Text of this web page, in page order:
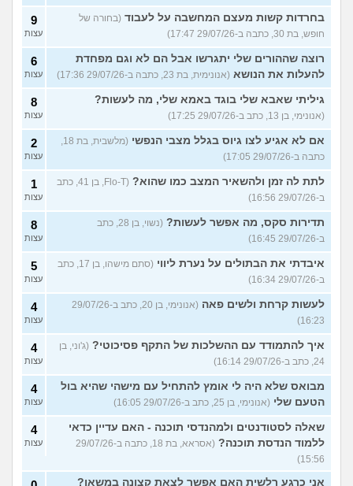
בחרדות קשות מעצם המחשבה על לעבוד (בחורה של
חופש, בת 30, כתבה ב-29/07/26 17:47)
9
עצות
רוצה שההורים שלי יתגרשו אבל הם לא וגם מפחדת
להעלות את הנושא (אנונימית, בת 23, כתבה ב-29/07/26 17:36)
6
עצות
גיליתי שאבא שלי בוגד באמא שלי, מה לעשות?
(אנונימי, בן 13, כתב ב-29/07/26 17:25)
8
עצות
אם לא אגיע לצו גיוס בגלל מצבי הנפשי
(מלשבית, בת 18,
כתבה ב-29/07/26 17:05)
2
עצות
לתת לה זמן ולהשאיר המצב כמו שהוא?
(Flo-T, בן 41, כתב
ב-29/07/26 16:56)
1
עצות
תדירות סקס, מה אפשר לעשות?
(נשוי, בן 28, כתב
ב-29/07/26 16:45)
8
עצות
איבדתי את הבתולים על נערת ליווי
(סתם מישהו, בן 17, כתב
ב-29/07/26 16:34)
5
עצות
לעשות קרחת ולשים פאה
(אנונימי, בן 20, כתב ב-29/07/26
16:23)
4
עצות
איך להתמודד עם ההשלכות של התקף פסיכוטי? (ג'וני, בן
24, כתב ב-29/07/26 16:14)
4
עצות
מבואס שלא היה לי אומץ להתחיל עם מישהי שהיא בול
הטעם שלי (אנונימי, בן 25, כתב ב-29/07/26 16:05)
4
עצות
שאלה לסטודנטים ולמהנדסי תוכנה - האם עדיין כדאי
ללמוד הנדסת תוכנה?
(אסראא, בת 18, כתבה ב-29/07/26
15:56)
4
עצות
אני כרגע רלשית האם אפשר לצאת קצונה במשאן?